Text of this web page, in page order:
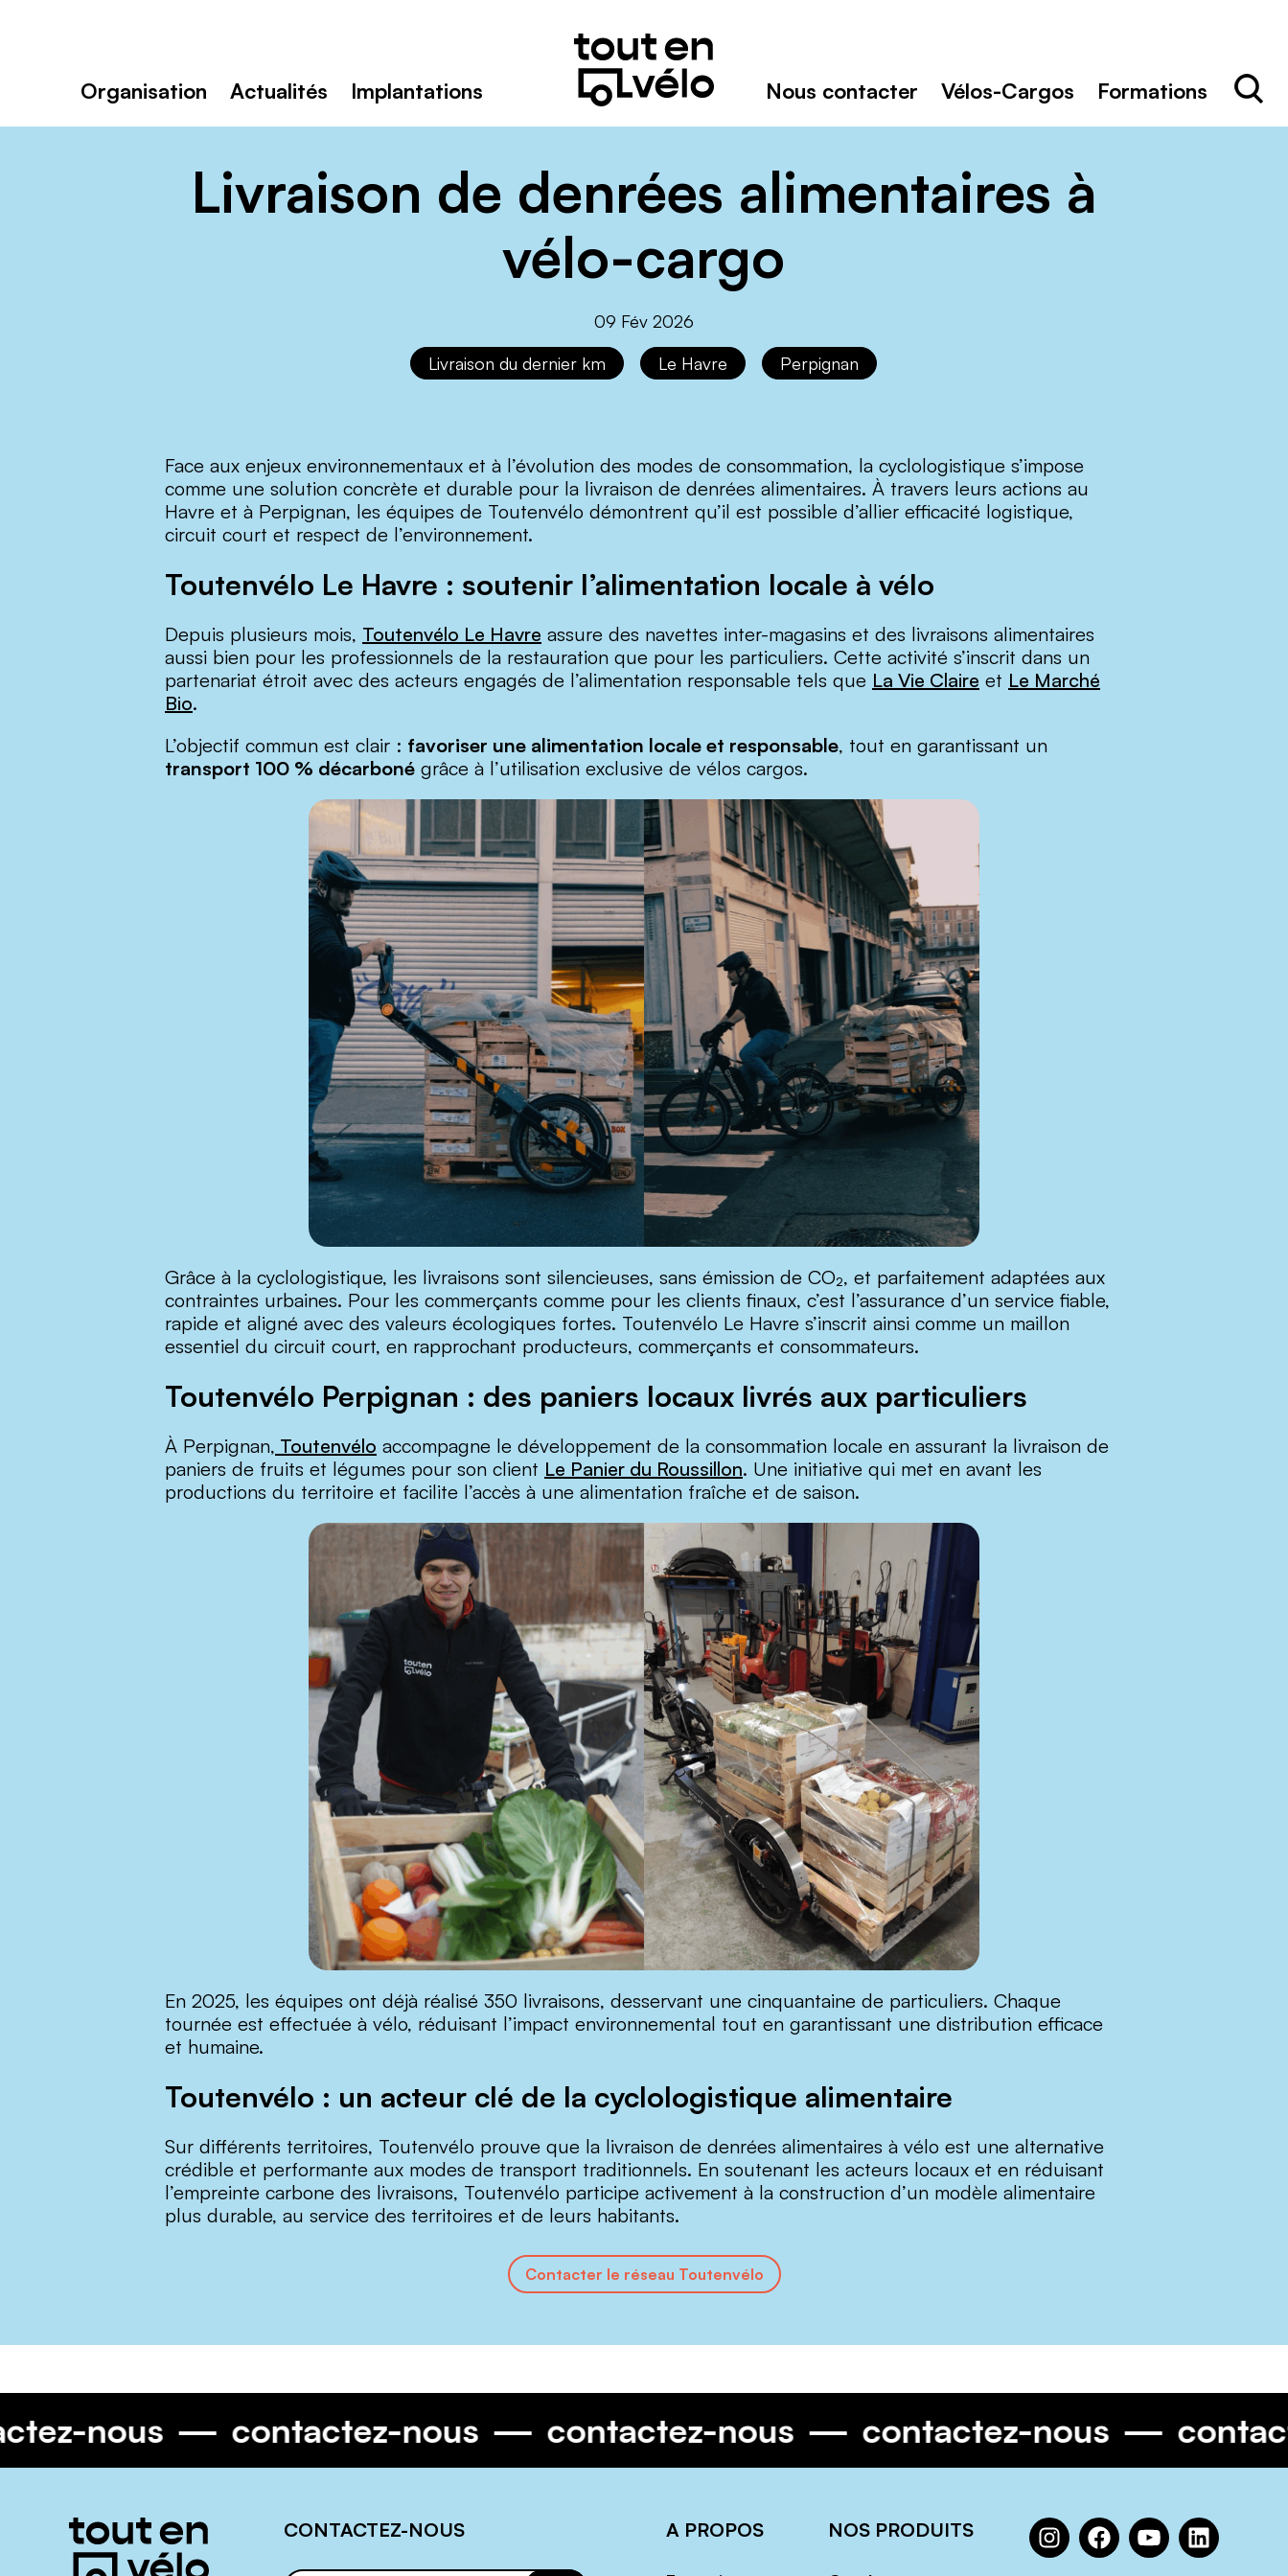
Toutenvélo
–
Coopératives
cyclologistique
coopératives
spécialistes
du
transport
à
cargo
Organisation Actualités Implantations Nous contacter Vélos-Cargos Formations
Livraison de denrées alimentaires à
vélo-cargo
09 Fév 2026
Livraison du dernier km
Le Havre Perpignan
Face aux enjeux environnementaux et à l’évolution des modes de consommation, la cyclologistique s’impose
comme une solution concrète et durable pour la livraison de denrées alimentaires. À travers leurs actions au
Havre et à Perpignan, les équipes de Toutenvélo démontrent qu’il est possible d’allier efficacité logistique,
circuit court et respect de l’environnement.
Toutenvélo Le Havre : soutenir l’alimentation locale à vélo
Depuis plusieurs mois, Toutenvélo Le Havre assure des navettes inter-magasins et des livraisons alimentaires
aussi bien pour les professionnels de la restauration que pour les particuliers. Cette activité s’inscrit dans un
partenariat étroit avec des acteurs engagés de l’alimentation responsable tels que La Vie Claire et Le Marché
Bio.
L’objectif commun est clair : favoriser une alimentation locale et responsable, tout en garantissant un
transport 100 % décarboné grâce à l’utilisation exclusive de vélos cargos.
Grâce à la cyclologistique, les livraisons sont silencieuses, sans émission de CO₂, et parfaitement adaptées aux
contraintes urbaines. Pour les commerçants comme pour les clients finaux, c’est l’assurance d’un service fiable,
rapide et aligné avec des valeurs écologiques fortes. Toutenvélo Le Havre s’inscrit ainsi comme un maillon
essentiel du circuit court, en rapprochant producteurs, commerçants et consommateurs.
Toutenvélo Perpignan : des paniers locaux livrés aux particuliers
À Perpignan, Toutenvélo accompagne le développement de la consommation locale en assurant la livraison de
paniers de fruits et légumes pour son client Le Panier du Roussillon. Une initiative qui met en avant les
productions du territoire et facilite l’accès à une alimentation fraîche et de saison.
En 2025, les équipes ont déjà réalisé 350 livraisons, desservant une cinquantaine de particuliers. Chaque
tournée est effectuée à vélo, réduisant l’impact environnemental tout en garantissant une distribution efficace
et humaine.
Toutenvélo : un acteur clé de la cyclologistique alimentaire
Sur différents territoires, Toutenvélo prouve que la livraison de denrées alimentaires à vélo est une alternative
crédible et performante aux modes de transport traditionnels. En soutenant les acteurs locaux et en réduisant
l’empreinte carbone des livraisons, Toutenvélo participe activement à la construction d’un modèle alimentaire
plus durable, au service des territoires et de leurs habitants.
Contacter le réseau Toutenvélo
nous contactez-nous contactez-nous contactez-nous
Informations
complémentaires
CONTACTEZ-NOUS A PROPOS NOS PRODUITS